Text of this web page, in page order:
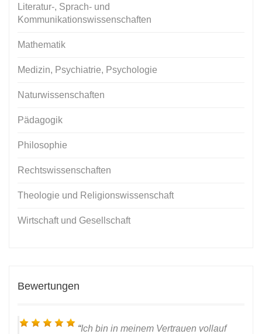
Literatur-, Sprach- und
Kommunikationswissenschaften
Mathematik
Medizin, Psychiatrie, Psychologie
Naturwissenschaften
Pädagogik
Philosophie
Rechtswissenschaften
Theologie und Religionswissenschaft
Wirtschaft und Gesellschaft
Bewertungen
Ich bin in meinem Vertrauen vollauf